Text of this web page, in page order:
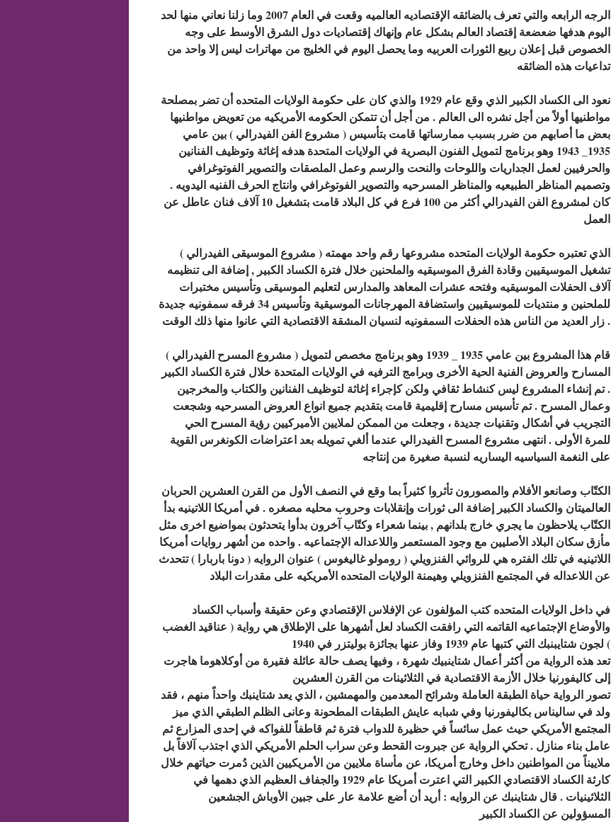
الرجه الرابعه والتي تعرف بالضائقه الإقتصاديه العالميه وقعت في العام 2007 وما زلنا نعاني منها لحد
اليوم هدفها ضعضعة إقتصاد العالم بشكل عام وإنهاك إقتصاديات دول الشرق الأوسط على وجه
الخصوص قبل إعلان ربيع الثورات العربيه وما يحصل اليوم في الخليج من مهاترات ليس إلا واحد من
تداعيات هذه الضائقه
نعود الى الكساد الكبير الذي وقع عام 1929 والذي كان على حكومة الولايات المتحده أن تضر بمصلحة
مواطنيها أولاً من أجل نشره الى العالم . من أجل أن تتمكن الحكومه الأمريكيه من تعويض مواطنيها
بعض ما أصابهم من ضرر بسبب ممارساتها قامت بتأسيس ( مشروع الفن الفيدرالي ) بين عامي
1935_ 1943 وهو برنامج لتمويل الفنون البصرية في الولايات المتحدة هدفه إغاثة وتوظيف الفنانين
والحرفيين لعمل الجداريات واللوحات والنحت والرسم وعمل الملصقات والتصوير الفوتوغرافي
وتصميم المناظر الطبيعيه والمناظر المسرحيه والتصوير الفوتوغرافي وانتاج الحرف الفنيه اليدويه .
كان لمشروع الفن الفيدرالي أكثر من 100 فرع في كل البلاد قامت بتشغيل 10 آلاف فنان عاطل عن
العمل
( مشروع الموسيقى الفيدرالي ) الذي تعتبره حكومة الولايات المتحده مشروعها رقم واحد مهمته
تشغيل الموسيقيين وقادة الفرق الموسيقيه والملحنين خلال فترة الكساد الكبير , إضافة الى تنظيمه
آلاف الحفلات الموسيقيه وفتحه عشرات المعاهد والمدارس لتعليم الموسيقى وتأسيس مختبرات
للملحنين و منتديات للموسيقيين واستضافة المهرجانات الموسيقية وتأسيس 34 فرقه سمفونيه جديدة
. زار العديد من الناس هذه الحفلات السمفونيه لنسيان المشقة الاقتصادية التي عانوا منها ذلك الوقت
( مشروع المسرح الفيدرالي ) قام هذا المشروع بين عامي 1935 _ 1939 وهو برنامج مخصص لتمويل
المسارح والعروض الفنية الحية الأخرى وبرامج الترفيه في الولايات المتحدة خلال فترة الكساد الكبير
. تم إنشاء المشروع ليس كنشاط ثقافي ولكن كإجراء إغاثة لتوظيف الفنانين والكتاب والمخرجين
وعمال المسرح . تم تأسيس مسارح إقليمية قامت بتقديم جميع انواع العروض المسرحيه وشجعت
التجريب في أشكال وتقنيات جديدة ، وجعلت من الممكن لملايين الأميركيين رؤية المسرح الحي
للمرة الأولى . انتهى مشروع المسرح الفيدرالي عندما ألغي تمويله بعد اعتراضات الكونغرس القوية
على النغمة السياسيه اليساريه لنسبة صغيرة من إنتاجه
الكتّاب وصانعو الأفلام والمصورون تأثروا كثيراً بما وقع في النصف الأول من القرن العشرين الحربان
العالميتان والكساد الكبير إضافة الى ثورات وإنقلابات وحروب محليه مصغره . في أمريكا اللاتينيه بدأ
الكتّاب يلاحظون ما يجري خارج بلدانهم , بينما شعراء وكتّاب آخرون بدأوا يتحدثون بمواضيع اخرى مثل
مأزق سكان البلاد الأصليين مع وجود المستعمر واللاعداله الإجتماعيه . واحده من أشهر روايات أمريكا
اللاتينيه في تلك الفتره هي للروائي الفنزويلي ( رومولو غاليغوس ) عنوان الروايه ( دونا باربارا ) تتحدث
عن اللاعداله في المجتمع الفنزويلي وهيمنة الولايات المتحده الأمريكيه على مقدرات البلاد
في داخل الولايات المتحده كتب المؤلفون عن الإفلاس الإقتصادي وعن حقيقة وأسباب الكساد
والأوضاع الإجتماعيه القاتمه التي رافقت الكساد لعل أشهرها على الإطلاق هي رواية ( عناقيد الغضب
) لجون شتايبنبك التي كتبها عام 1939 وفاز عنها بجائزة بوليتزر في 1940
تعد هذه الرواية من أكثر أعمال شتاينبيك شهرة ، وفيها يصف حالة عائلة فقيرة من أوكلاهوما هاجرت
إلى كاليفورنيا خلال الأزمة الاقتصادية في الثلاثينات من القرن العشرين
تصور الرواية حياة الطبقة العاملة وشرائح المعدمين والمهمشين ، الذي يعد شتاينبك واحداً منهم ، فقد
ولد في ساليناس بكاليفورنيا وفي شبابه عايش الطبقات المطحونة وعانى الظلم الطبقي الذي ميز
المجتمع الأمريكي حيث عمل سائساً في حظيرة للدواب فترة ثم قاطفاً للفواكه في إحدى المزارع ثم
عامل بناء منازل . تحكي الرواية عن جبروت القحط وعن سراب الحلم الأمريكي الذي اجتذب آلافاً بل
ملاييناً من المواطنين داخل وخارج أمريكا، عن مأساة ملايين من الأمريكيين الذين دُمرت حياتهم خلال
كارثة الكساد الاقتصادي الكبير التي اعترت أمريكا عام 1929 والجفاف العظيم الذي دهمها في
الثلاثينيات . قال شتاينبك عن الروايه : أريد أن أضع علامة عار على جبين الأوباش الجشعين
المسؤولين عن الكساد الكبير